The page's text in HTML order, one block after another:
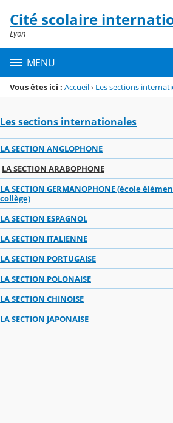
Menu de la rubrique
Contenu
Cité scolaire
Lyon
MENU
Vous êtes ici : Accueil› Les sections
Les sections internationales
LA SECTION ANGLOPHONE
LA SECTION ARABOPHONE
LA SECTION GERMANOPHONE (école
collège)
LA SECTION ESPAGNOL
LA SECTION ITALIENNE
LA SECTION PORTUGAISE
LA SECTION POLONAISE
LA SECTION CHINOISE
LA SECTION JAPONAISE